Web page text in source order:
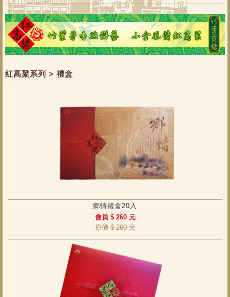
紅高粱系列 > 禮盒
鄉情禮盒20入
會員 $ 260 元
原價 $ 260 元